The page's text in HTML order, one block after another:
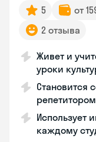
5 от
2 отзыва
Живет и
уроки
Становится
Использует
каждому